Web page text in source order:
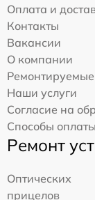
Оплата и
Контакты
Вакансии
О компании
Наши услуги
Согласие на
Способы оплаты
Ремонт
Оптических
прицелов